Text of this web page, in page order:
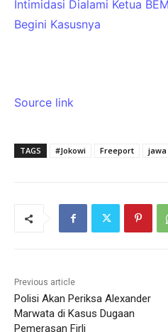
Intimidasi Dialami Ketua
Begini Kasusnya
Source link
TAGS #Jokowi Freeport
Previous article
Polisi Akan Periksa Alexander
Marwata di Kasus Dugaan
Pemerasan Firli